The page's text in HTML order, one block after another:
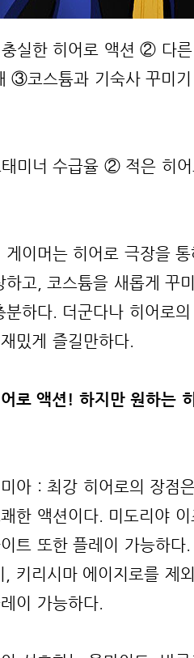
실한 히어로 액션 ② 다른
③코스튬과 기숙사 꾸미
미너 수급율 ② 적은 히어
이머는 히어로 극장을
하고, 코스튬을 새롭게 꾸
하다. 더군다나 히어로
밌게 즐길만하다.
로 액션! 하지만 원하는
아 : 최강 히어로의 장점
한 액션이다. 미도리야
트 또한 플레이 가능하다
키리시마 에이지로를 제
이 가능하다.